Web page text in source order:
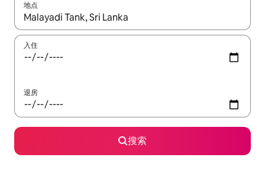
地点
如有搜索结果，请使用上下方向键查看，或通过点击或滑动手势
入住
退房
搜索